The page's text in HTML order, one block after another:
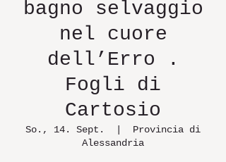
bagno selvaggio
nel cuore
dell’Erro .
Fogli di
Cartosio
So., 14. Sept.
Provincia di
Alessandria